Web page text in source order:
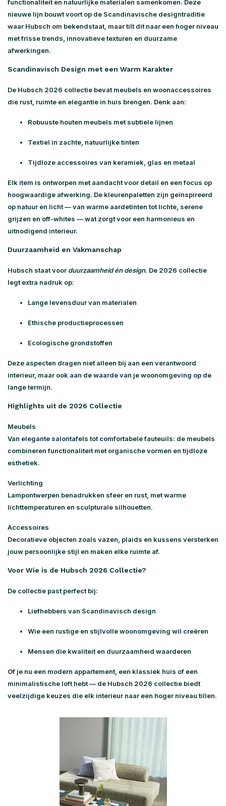
functionaliteit en natuurlijke materialen samenkomen. Deze
nieuwe lijn bouwt voort op de Scandinavische designtraditie
waar Hubsch om bekendstaat, maar tilt dit naar een hoger niveau
met frisse trends, innovatieve texturen en duurzame
afwerkingen.
Scandinavisch Design met een Warm Karakter
De Hubsch 2026 collectie bevat meubels en woonaccessoires
die rust, ruimte en elegantie in huis brengen. Denk aan:
Robuuste houten meubels met subtiele lijnen
Textiel in zachte, natuurlijke tinten
Tijdloze accessoires van keramiek, glas en metaal
Elk item is ontworpen met aandacht voor detail en een focus op
hoogwaardige afwerking. De kleurenpaletten zijn geïnspireerd
op natuur en licht — van warme aardetinten tot lichte, serene
grijzen en off-whites — wat zorgt voor een harmonieus en
uitnodigend interieur.
Duurzaamheid en Vakmanschap
Hubsch staat voor duurzaamheid én design. De 2026 collectie
legt extra nadruk op:
Lange levensduurvan materialen
Ethische productieprocessen
Ecologische grondstoffen
Deze aspecten dragen niet alleen bij aan een verantwoord
interieur, maar ook aan de waarde van je woonomgeving op de
lange termijn.
Highlights uit de 2026 Collectie
Meubels
Van elegante salontafels tot comfortabele fauteuils: de meubels
combineren functionaliteit met organische vormen en tijdloze
esthetiek.
Verlichting
Lampontwerpen benadrukken sfeer en rust, met warme
lichttemperaturen en sculpturale silhouetten.
Accessoires
Decoratieve objecten zoals vazen, plaids en kussens versterken
jouw persoonlijke stijl en maken elke ruimte af.
Voor Wie is de Hubsch 2026 Collectie?
De collectie past perfect bij:
Liefhebbers van Scandinavisch design
Wie een rustige en stijlvolle woonomgeving wil creëren
Mensen die kwaliteit en duurzaamheid waarderen
Of je nu een modern appartement, een klassiek huis of een
minimalistische loft hebt — de Hubsch 2026 collectie biedt
veelzijdige keuzes die elk interieur naar een hoger niveau tillen.